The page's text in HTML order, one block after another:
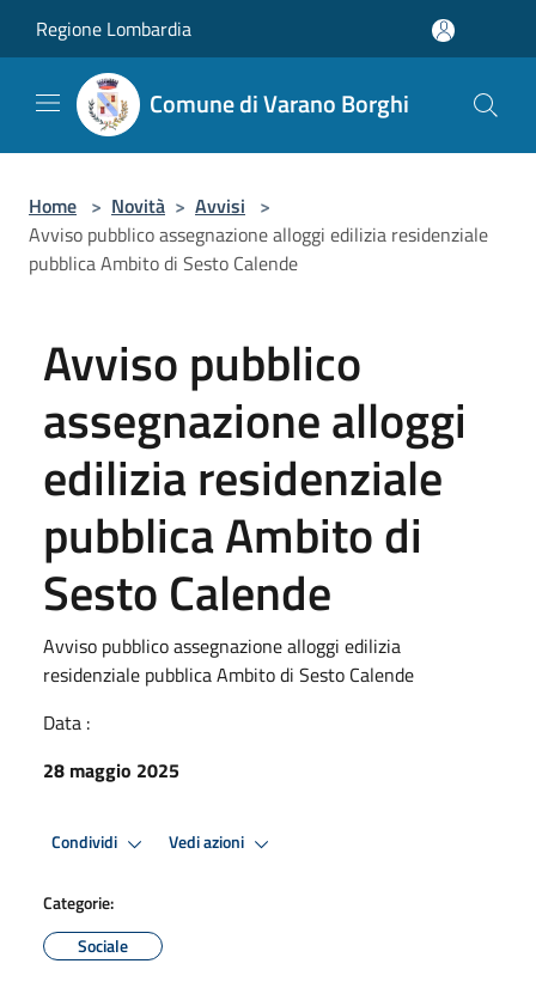
Regione Lombardia
Comune di Varano Borghi
Home > Novità > Avvisi >
Avviso pubblico assegnazione alloggi edilizia residenziale
pubblica Ambito di Sesto Calende
Avviso pubblico
assegnazione alloggi
edilizia residenziale
pubblica Ambito di
Sesto Calende
Avviso pubblico assegnazione alloggi edilizia
residenziale pubblica Ambito di Sesto Calende
Data :
28 maggio 2025
Condividi Vedi azioni
Categorie:
Sociale